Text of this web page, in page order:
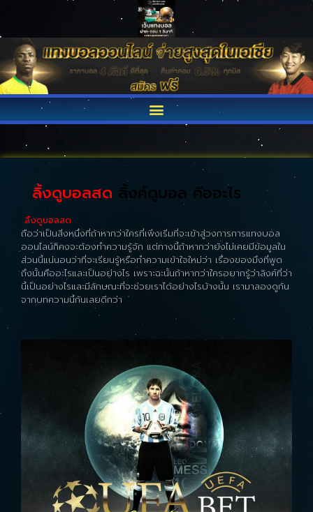
ลิ้งดูบอลสด ลิ้งค์ดูบอล คืออะไร
ลิ้งดูบอลสด
ถือว่าเป็นสิ่งหนึ่งที่ถ้าหากว่าใครที่เพิ่งเริ่มที่จะเข้าสู่วงการการแทงบอล
ออนไลน์ก็คงจะต้องทำความรู้จัก แต่ทางนี้ถ้าหากว่ายังไม่เคยมีข้อมูลใน
ส่วนนี้แน่นอนว่าที่จะเรียนรู้หรือทำความเข้าใจใหม่ว่า เรื่องของมึงที่พูด
ถึงนั้นคืออะไรและเป็นอย่างไร เพราะฉะนั้นถ้าหากว่าใครอยากรู้ว่าลิงค์ที่ว่า
นี้เป็นอย่างไรและมีลักษณะที่จะช่วยเราได้อย่างไรบ้างนั้น เรามาลองดูกัน
จากบทความนี้กันเลยดีกว่า